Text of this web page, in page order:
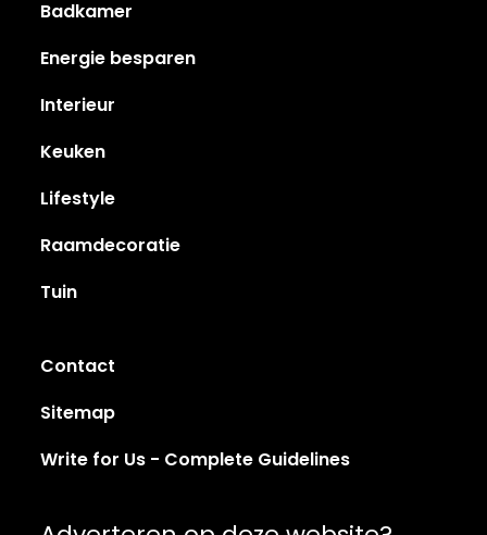
Badkamer
Energie besparen
Interieur
Keuken
Lifestyle
Raamdecoratie
Tuin
Contact
Sitemap
Write for Us - Complete Guidelines